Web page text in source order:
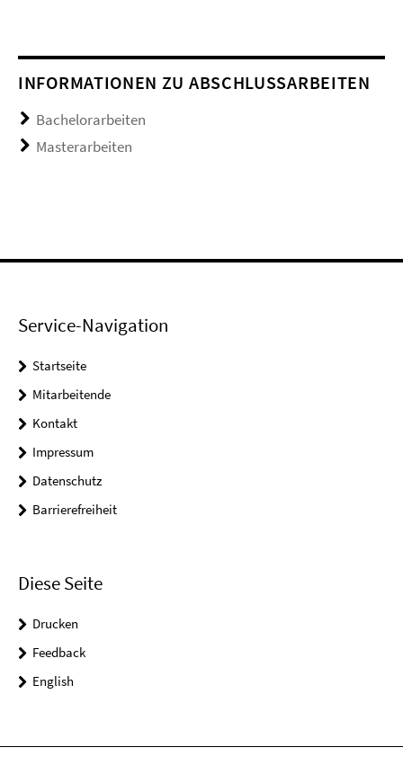
INFORMATIONEN ZU ABSCHLUSSARBEITEN
Bachelorarbeiten
Masterarbeiten
Service-Navigation
Startseite
Mitarbeitende
Kontakt
Impressum
Datenschutz
Barrierefreiheit
Diese Seite
Drucken
Feedback
English